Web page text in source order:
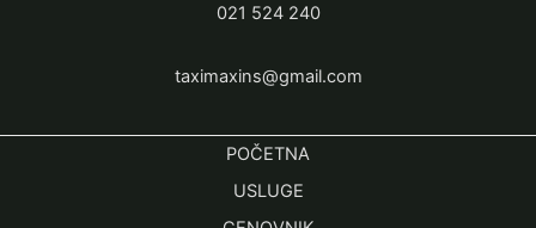
021 524 240
taximaxins@gmail.com
POČETNA
USLUGE